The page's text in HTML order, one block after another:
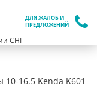
ДЛЯ ЖАЛОБ И
ПРЕДЛОЖЕНИЙ
СНГ
16.5 Kenda K601